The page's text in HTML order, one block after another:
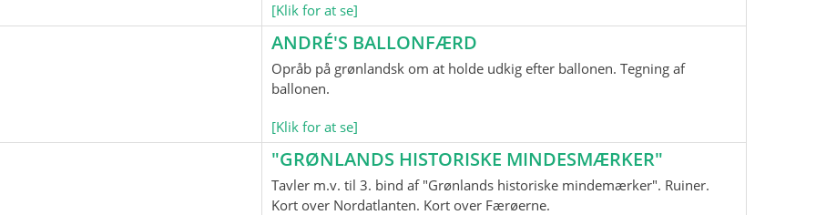
[Klik for at se]
ANDRÉ'S BALLONFÆRD
Opråb på grønlandsk om at holde udkig efter ballonen. Tegning af
ballonen.
[Klik for at se]
"GRØNLANDS HISTORISKE MINDESMÆRKER"
Tavler m.v. til 3. bind af "Grønlands historiske mindemærker". Ruiner.
Kort over Nordatlanten. Kort over Færøerne.